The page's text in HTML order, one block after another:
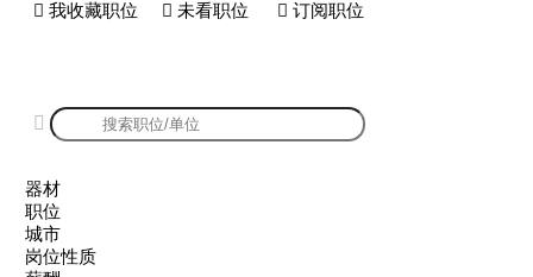
 我收藏职位  未看职位  订阅职位

器材
职位
城市
岗位性质